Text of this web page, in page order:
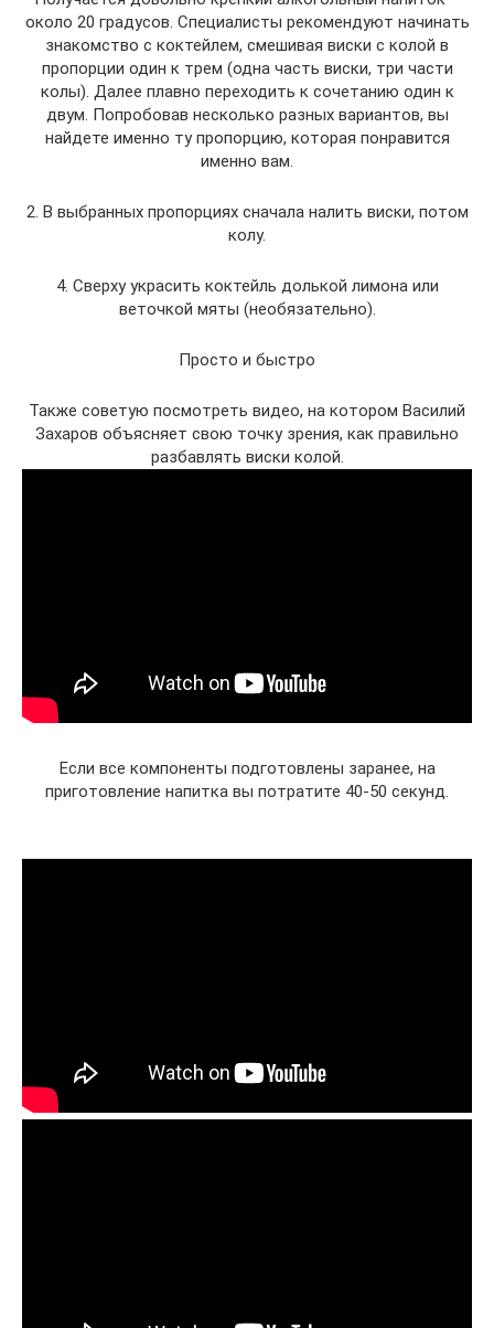
около 20 градусов. Специалисты рекомендуют начинать
знакомство с коктейлем, смешивая виски с колой в
пропорции один к трем (одна часть виски, три части
колы). Далее плавно переходить к сочетанию один к
двум. Попробовав несколько разных вариантов, вы
найдете именно ту пропорцию, которая понравится
именно вам.
2. В выбранных пропорциях сначала налить виски, потом
колу.
4. Сверху украсить коктейль долькой лимона или
веточкой мяты (необязательно).
Просто и быстро
Также советую посмотреть видео, на котором Василий
Захаров объясняет свою точку зрения, как правильно
разбавлять виски колой.
Если все компоненты подготовлены заранее, на
приготовление напитка вы потратите 40-50 секунд.